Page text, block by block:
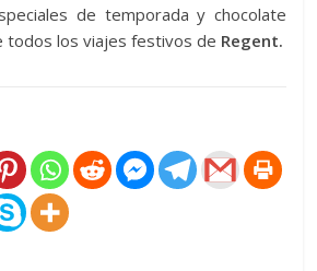
de temporada y chocolate
todos los viajes festivos de Regent.